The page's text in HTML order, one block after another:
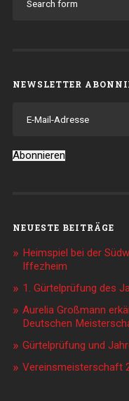
NEWSLETTER
Mail-
Abonnieren
NEUESTE BEITRÄGE
Heimspiel bei der
Iffezheim
1. Gürtelprüfung des
Aurelia Großmann
Deutschen
Gürtelprüfung und
Vereinsmeisterschaft